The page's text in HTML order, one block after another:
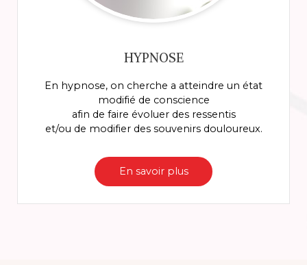
HYPNOSE
En hypnose, on cherche a atteindre un état
modifié de conscience
afin de faire évoluer des ressentis
et/ou de modifier des souvenirs douloureux.
En savoir plus